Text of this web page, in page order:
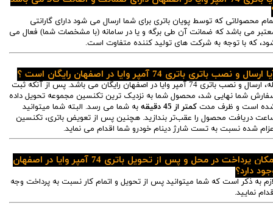
محصولاتی که توسط پویان باتری برای شما ارسال می شود دارای گارانتی
می باشد که ضمانت آن طی برگه و یا در سامانه (با مشخصات شما) فعال می
که با توجه به شرکت های تولید کننده متفاوت است.
ارسال و نصب باتری باتری 74 آمپر وایا در اصفهان رایگان است ؟
بله، ارسال و نصب باتری 74 آمپر وایا در اصفهان رایگان می باشد. پس از آنکه ثبت
شما نهایی شد، محصول شما به نزدیک ترین تکنسین مجموعه تحویل داده
است و ظرف مدت کمتر از 45 دقیقه
به شما می رسد. البته شما میتوانید
دریافت محصول را عقب‌تر بندازید. هچنین پس از تعویض باتری، تکنسین
شده نسبت به تست شارژ دینام خودرو شما اقدام می نماید.
امکان پرداخت در محل و پس از تحویل باتری 74 آمپر وایا در اصفهان
دارد؟
به ذکر است که شما میتوانید پس از تحویل و اتمام کار نسبت به پرداخت وجه
نمایید.